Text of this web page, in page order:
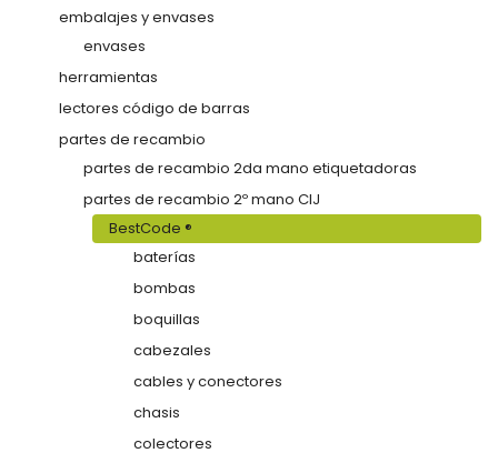
embalajes y envases
envases
herramientas
lectores código de barras
partes de recambio
partes de recambio 2da mano etiquetadoras
partes de recambio 2º mano CIJ
BestCode ®
baterías
bombas
boquillas
cabezales
cables y conectores
chasis
colectores